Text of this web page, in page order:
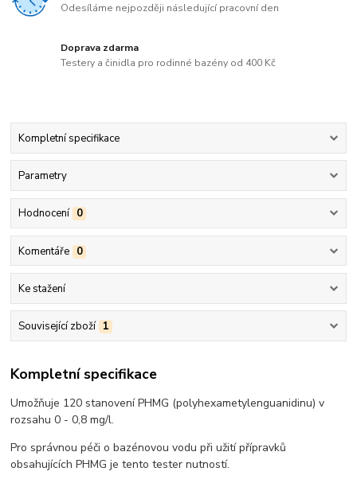
Odesíláme nejpozději následující pracovní den
Doprava zdarma
Testery a činidla pro rodinné bazény od 400 Kč
Kompletní specifikace
Parametry
Hodnocení 0
Komentáře 0
Ke stažení
Související zboží 1
Kompletní specifikace
Umožňuje 120 stanovení PHMG (polyhexametylenguanidinu) v
rozsahu 0 - 0,8 mg/l.
Pro správnou péči o bazénovou vodu při užití přípravků
obsahujících PHMG je tento tester nutností.